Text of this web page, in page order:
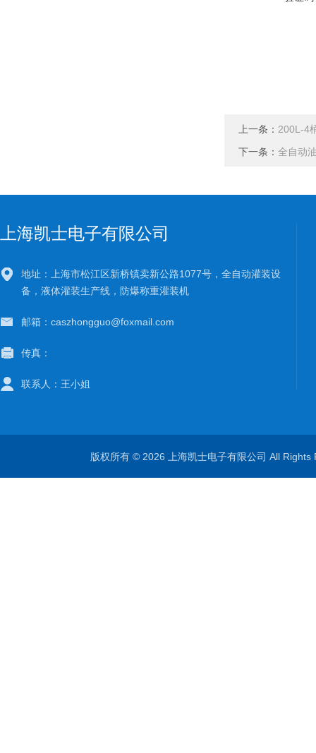
上一条： 200L-4
下一条： 全自动
上海凯士电子有限公司
地址：上海市松江区新桥镇卖新公路1077号，全自动灌装设
备，液体灌装生产线，防爆称重灌装机
邮箱：caszhongguo@foxmail.com
传真：
联系人：王小姐
版权所有 © 2026 上海凯士电子有限公司 All